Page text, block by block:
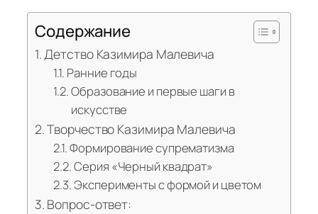
Содержание
Детство Казимира Малевича
Ранние годы
Образование и первые шаги в
искусстве
Творчество Казимира Малевича
Формирование супрематизма
Серия «Черный квадрат»
Эксперименты с формой и цветом
Вопрос-ответ: